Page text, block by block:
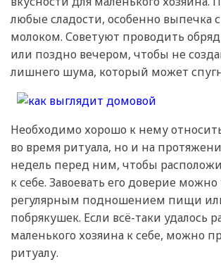
любые сладости, особенно выпечка
молоком. Советуют проводить
или поздно вечером, чтобы не
лишнего шума, который может
Необходимо хорошо к нему
во время ритуала, но и на
недель перед ним, чтобы
к себе. Завоевать его доверие
регулярным подношением пищи
побрякушек. Если всё-таки удалось
маленького хозяина к себе, можно
ритуалу.